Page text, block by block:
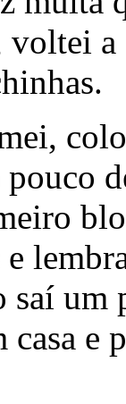
a
e
um
casa e